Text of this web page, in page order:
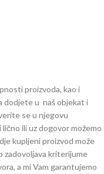
proizvoda, kao i
dodjete u naš objekat i
se u njegovu
ili uz dogovor možemo
kupljeni proizvod može
zadovoljava kriterijume
a mi Vam garantujemo